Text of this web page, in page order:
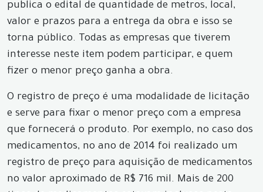
publica o edital de quantidade de metros, local,
valor e prazos para a entrega da obra e isso se
torna público. Todas as empresas que tiverem
interesse neste item podem participar, e quem
fizer o menor preço ganha a obra.
O registro de preço é uma modalidade de licitação
e serve para fixar o menor preço com a empresa
que fornecerá o produto. Por exemplo, no caso dos
medicamentos, no ano de 2014 foi realizado um
registro de preço para aquisição de medicamentos
no valor aproximado de R$ 716 mil. Mais de 200